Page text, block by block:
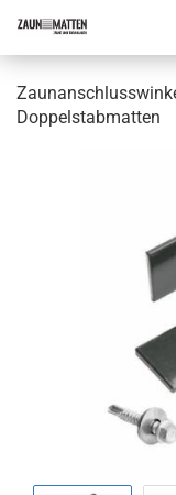
Doppelstabmatten